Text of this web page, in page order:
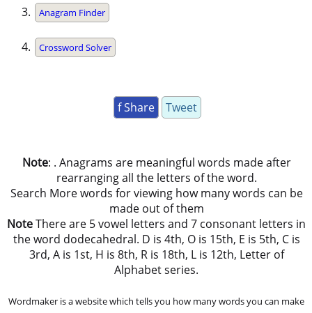
Anagram Finder
Crossword Solver
f Share Tweet
Note: . Anagrams are meaningful words made after
rearranging all the letters of the word.
Search More words for viewing how many words can be
made out of them
NoteThere are 5 vowel letters and 7 consonant letters in
the word dodecahedral. D is 4th, O is 15th, E is 5th, C is
3rd, A is 1st, H is 8th, R is 18th, L is 12th, Letter of
Alphabet series.
Wordmaker is a website which tells you how many words you can make